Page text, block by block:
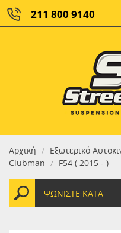
211 800 9140
Αρχική / Εξωτερικό
Clubman / F54 ( 2015 - )
ΨΩΝΊΣΤΕ ΚΑΤΆ